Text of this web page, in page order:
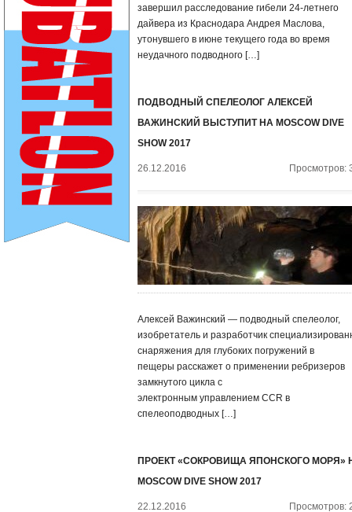
завершил расследование гибели 24-летнего
дайвера из Краснодара Андрея Маслова,
утонувшего в июне текущего года во время
неудачного подводного […]
ПОДВОДНЫЙ СПЕЛЕОЛОГ АЛЕКСЕЙ
ВАЖИНСКИЙ ВЫСТУПИТ НА MOSCOW DIVE
SHOW 2017
26.12.2016 Просмотров:
Алексей Важинский — подводный спелеолог,
изобретатель и разработчик
снаряжения для глубоких погружений в
пещеры расскажет о применении ребризеров
замкнутого цикла с
электронным управлением CCR в
спелеоподводных […]
ПРОЕКТ «СОКРОВИЩА ЯПОНСКОГО МОРЯ»
MOSCOW DIVE SHOW 2017
22.12.2016 Просмотров: